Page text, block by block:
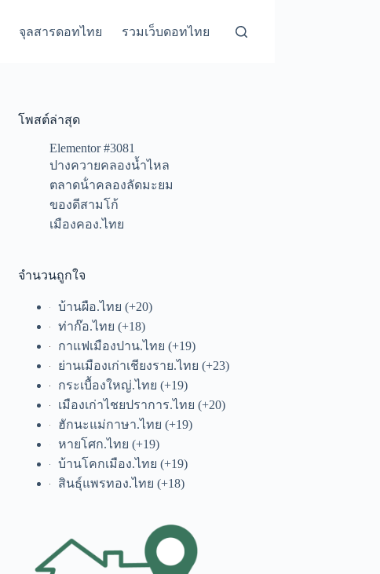
จุลสารดอทไทย รวมเว็บดอทไทย
โพสต์ล่าสุด
Elementor #3081
ปางควายคลองน้ำไหล
ตลาดน้ําคลองลัดมะยม
ของดีสามโก้
เมืองคอง.ไทย
จำนวนถูกใจ
บ้านผือ.ไทย +20
ท่าก๊อ.ไทย +18
กาแฟเมืองปาน.ไทย +19
ย่านเมืองเก่าเชียงราย.ไทย +23
กระเบื้องใหญ่.ไทย +19
เมืองเก่าไชยปราการ.ไทย +20
ฮักนะแม่กาษา.ไทย +19
หายโศก.ไทย +19
บ้านโคกเมือง.ไทย +19
สินธุ์แพรทอง.ไทย +18